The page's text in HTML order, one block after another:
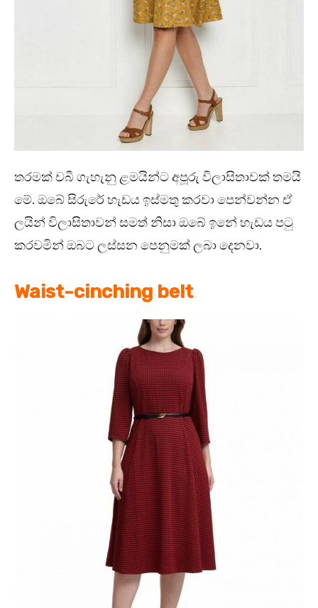
තරමක් චබී ගැහැනු ළමයින්ට අපූරු විලාසිතාවක් තමයි
මේ. ඔබේ සිරුරේ හැඩය ඉස්මතු කරවා පෙන්වන්න ඒ
ලයින් විලාසිතාවන් සමත් නිසා ඔබේ ඉනේ හැඩය පටු
කරවමින් ඔබට ලස්සන පෙනුමක් ලබා දෙනවා.
Waist-cinching belt